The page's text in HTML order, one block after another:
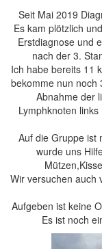
Seit Mai 2019
Es kam plötzlich
Erstdiagnose und
nach der 3.
Ich habe bereits 11
bekomme nun noch
Abnahme der
Lymphknoten
Auf die Gruppe ist
wurde uns
Wir versuchen auch
Aufgeben ist keine
Es ist noch